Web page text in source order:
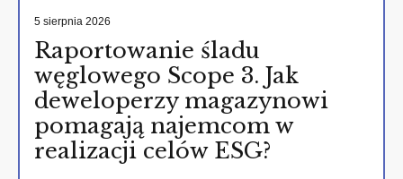
5 sierpnia 2026
Raportowanie śladu
węglowego Scope 3. Jak
deweloperzy magazynowi
pomagają najemcom w
realizacji celów ESG?